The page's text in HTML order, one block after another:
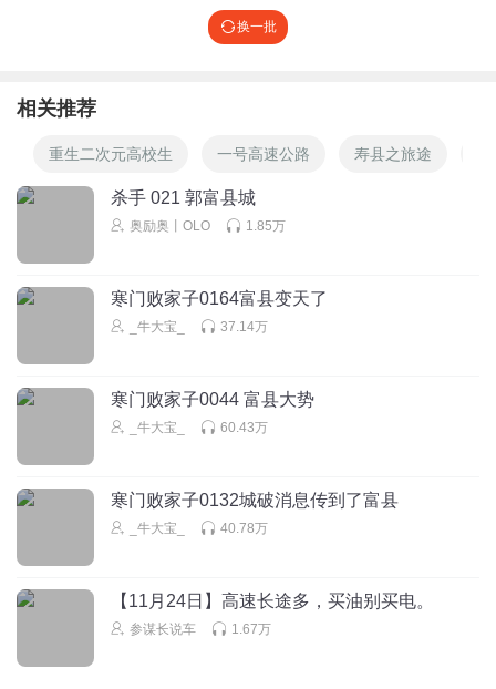
换一批
相关推荐
重生二次元高校生 一号高速公路 寿县之旅途
杀手 021 郭富县城
奥励奥丨OLO 1.85万
寒门败家子0164富县变天了
_牛大宝_ 37.14万
寒门败家子0044 富县大势
_牛大宝_ 60.43万
寒门败家子0132城破消息传到了富县
_牛大宝_ 40.78万
【11月24日】高速长途多，买油别买电。
参谋长说车 1.67万